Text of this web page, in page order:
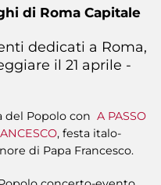
di Roma Capitale
dedicati a Roma,
il 21 aprile -
del Popolo con A PASSO
, festa italo-
di Papa Francesco.